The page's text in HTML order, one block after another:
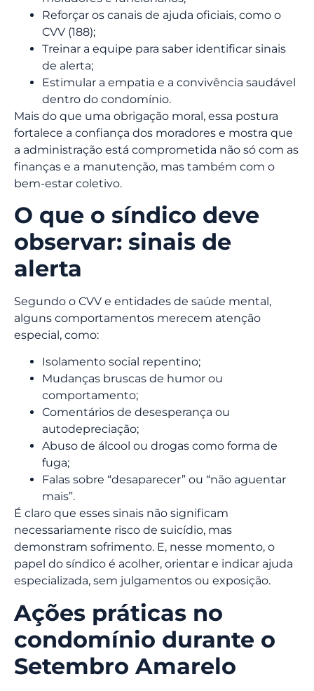
Reforçar os canais de ajuda oficiais, como o
CVV (188);
Treinar a equipe para saber identificar sinais
de alerta;
Estimular a empatia e a convivência saudável
dentro do condomínio.
Mais do que uma obrigação moral, essa postura
fortalece a confiança dos moradores e mostra que
a administração está comprometida não só com as
finanças e a manutenção, mas também com o
bem-estar coletivo.
O que o síndico deve
observar: sinais de
alerta
Segundo o CVV e entidades de saúde mental,
alguns comportamentos merecem atenção
especial, como:
Isolamento social repentino;
Mudanças bruscas de humor ou
comportamento;
Comentários de desesperança ou
autodepreciação;
Abuso de álcool ou drogas como forma de
fuga;
Falas sobre “desaparecer” ou “não aguentar
mais”.
É claro que esses sinais não significam
necessariamente risco de suicídio, mas
demonstram sofrimento. E, nesse momento, o
papel do síndico é acolher, orientar e indicar ajuda
especializada, sem julgamentos ou exposição.
Ações práticas no
condomínio durante o
Setembro Amarelo